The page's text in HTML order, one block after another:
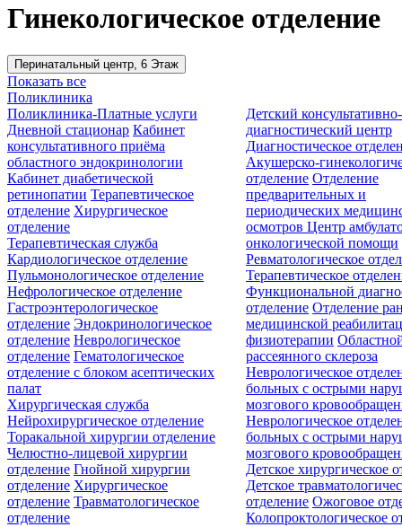
Гинекологическое отделение
Перинатальный центр, 6 Этаж
Показать все
Поликлиника
Поликлиника-Платные услуги
Дневной стационар Кабинет
консультативного приёма
областного эндокринологии
Кабинет диабетической
ретинопатии Терапевтическое
отделение Хирургическое
отделение
Детский консультативно-
диагностический центр
Диагностическое
Акушерско-
отделение Отделение
предварительных и
периодических
осмотровЦентр
онкологической помощи
Терапевтическая служба
Кардиологическое отделение
Пульмонологическое отделение
Нефрологическое отделение
Гастроэнтерологическое
отделение Эндокринологическое
отделение Неврологическое
отделение Гематологическое
отделение c блоком асептических
палат
Ревматологическое
Терапевтическое
Функциональной
отделение Отделение
медицинской
физиотерапии
рассеянного склероза
Неврологическое
больных с острыми
мозгового
Неврологическое
больных с острыми
мозгового
Хирургическая служба
Нейрохирургическое отделение
Торакальной хирургии отделение
Челюстно-лицевой хирургии
отделение Гнойной хирургии
отделение Хирургическое
отделение Травматологическое
отделение
Детское хирургическое
Детское
отделение Ожоговое
Колопроктологическое